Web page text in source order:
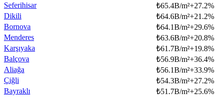
Seferihisar
₺65.4B/m²+27.2%
Dikili
₺64.6B/m²+21.2%
Bornova
₺64.1B/m²+29.6%
Menderes
₺63.6B/m²+20.8%
Karşıyaka
₺61.7B/m²+19.8%
Balçova
₺56.9B/m²+36.4%
Aliağa
₺56.1B/m²+33.9%
Çiğli
₺54.3B/m²+27.2%
Bayraklı
₺51.7B/m²+25.6%